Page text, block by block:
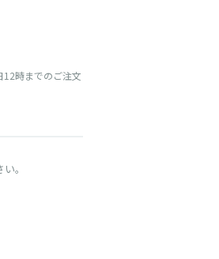
12時までのご注文
。